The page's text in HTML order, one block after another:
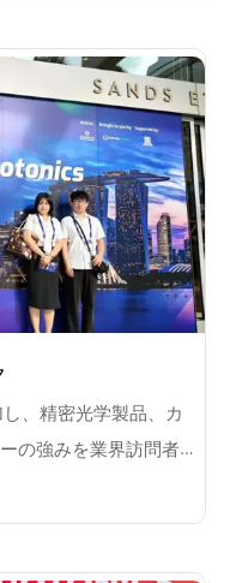
し、精密光学製品、カ
の強みを業界訪問者